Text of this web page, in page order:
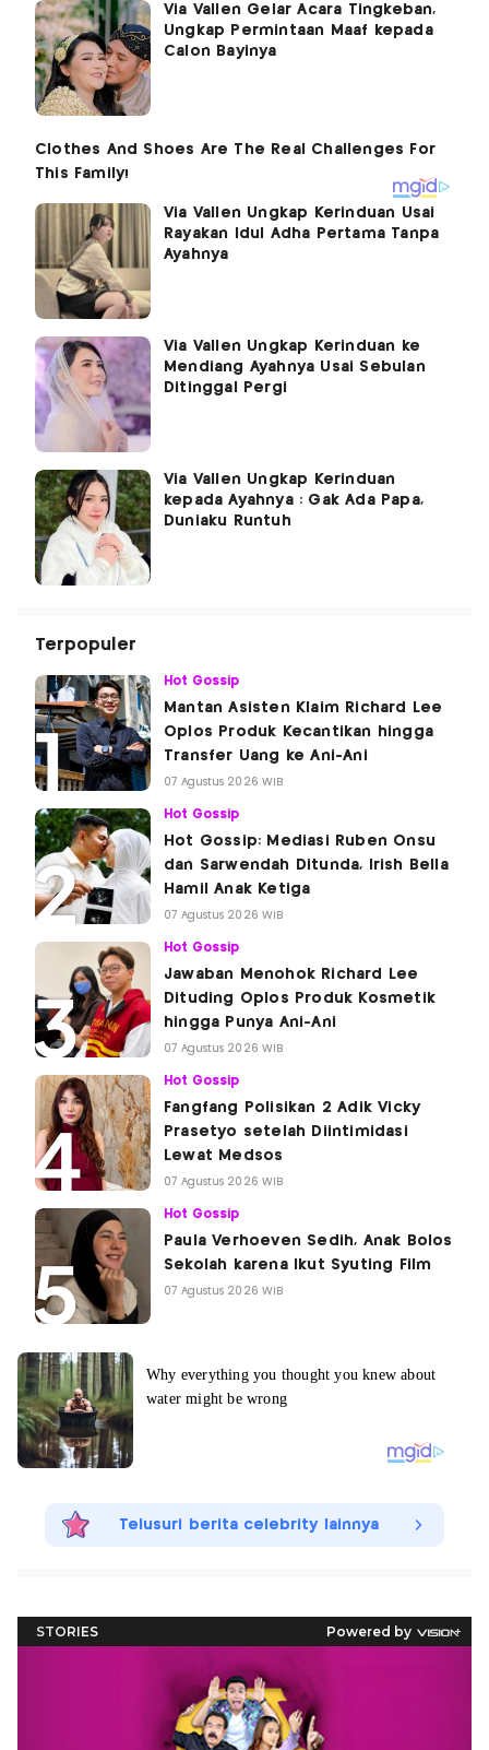
Via Vallen Gelar Acara Tingkeban,
Ungkap Permintaan Maaf kepada
Calon Bayinya
Via Vallen Ungkap Kerinduan Usai
Rayakan Idul Adha Pertama Tanpa
Ayahnya
Via Vallen Ungkap Kerinduan ke
Mendiang Ayahnya Usai Sebulan
Ditinggal Pergi
Via Vallen Ungkap Kerinduan
kepada Ayahnya : Gak Ada Papa,
Duniaku Runtuh
Terpopuler
Hot Gossip
Mantan Asisten Klaim Richard Lee
Oplos Produk Kecantikan hingga
Transfer Uang ke Ani-Ani
07 Agustus 2026 WIB
Hot Gossip
Hot Gossip: Mediasi Ruben Onsu
dan Sarwendah Ditunda, Irish Bella
Hamil Anak Ketiga
07 Agustus 2026 WIB
Hot Gossip
Jawaban Menohok Richard Lee
Dituding Oplos Produk Kosmetik
hingga Punya Ani-Ani
07 Agustus 2026 WIB
Hot Gossip
Fangfang Polisikan 2 Adik Vicky
Prasetyo setelah Diintimidasi
Lewat Medsos
07 Agustus 2026 WIB
Hot Gossip
Paula Verhoeven Sedih, Anak Bolos
Sekolah karena Ikut Syuting Film
07 Agustus 2026 WIB
Telusuri berita celebrity lainnya